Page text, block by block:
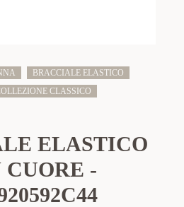
BRACCIALE ELASTICO
CLASSICO
ELASTICO
CUORE -